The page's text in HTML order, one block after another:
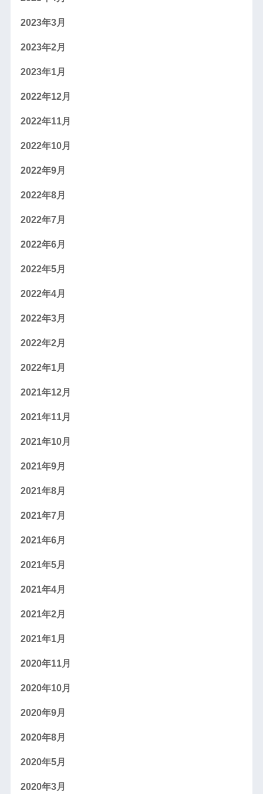
2023年3月
2023年2月
2023年1月
2022年12月
2022年11月
2022年10月
2022年9月
2022年8月
2022年7月
2022年6月
2022年5月
2022年4月
2022年3月
2022年2月
2022年1月
2021年12月
2021年11月
2021年10月
2021年9月
2021年8月
2021年7月
2021年6月
2021年5月
2021年4月
2021年2月
2021年1月
2020年11月
2020年10月
2020年9月
2020年8月
2020年5月
2020年3月